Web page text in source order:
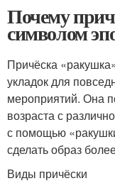
Почему
символом
Причёска
укладок для
мероприятий. Она
возраста с
с помощью
сделать образ
Виды причёски